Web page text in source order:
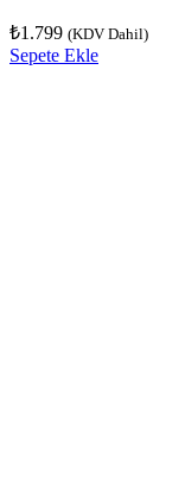
₺1.799 (KDV Dahil)
Sepete Ekle